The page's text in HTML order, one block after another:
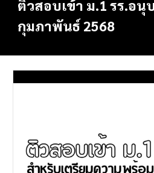
ติวสอบเข้า ม.1 รร.อนุ
กุมภาพันธ์ 2568